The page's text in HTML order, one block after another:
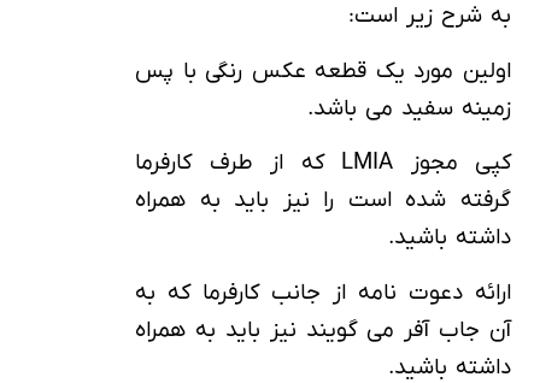
به شرح زیر است:
اولین مورد یک قطعه عکس رنگی با پس
زمینه سفید می باشد.
کپی مجوز LMIA که از طرف کارفرما
گرفته شده است را نیز باید به همراه
داشته باشید.
ارائه دعوت نامه از جانب کارفرما که به
آن جاب آفر می گویند نیز باید به همراه
داشته باشید.